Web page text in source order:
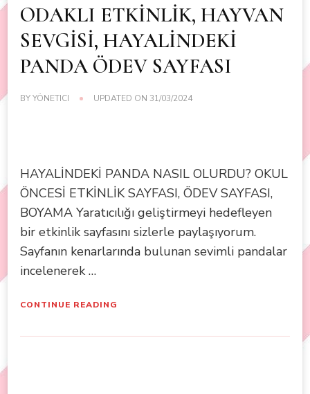
ODAKLI ETKİNLİK, HAYVAN
SEVGİSİ, HAYALİNDEKİ
PANDA ÖDEV SAYFASI
BYYÖNETICI UPDATED ON 31/03/2024
HAYALİNDEKİ PANDA NASIL OLURDU? OKUL
ÖNCESİ ETKİNLİK SAYFASI, ÖDEV SAYFASI,
BOYAMA Yaratıcılığı geliştirmeyi hedefleyen
bir etkinlik sayfasını sizlerle paylaşıyorum.
Sayfanın kenarlarında bulunan sevimli pandalar
incelenerek …
CONTINUE READING